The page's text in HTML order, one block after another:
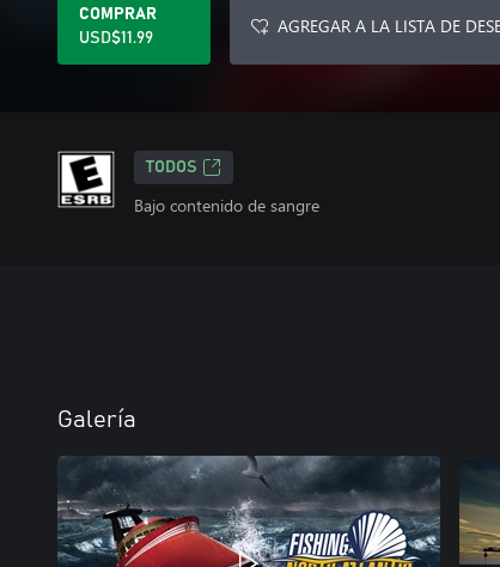
COMPRAR
USD$11.99
AGREGAR A LA LISTA DE
TODOS
Bajo contenido de sangre
Galería